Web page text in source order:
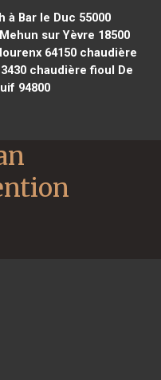
Bar le Duc 55000
sur Yèvre 18500
64150chaudière
chaudière fioul De
94800